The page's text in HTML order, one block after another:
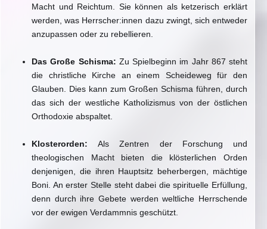
Macht und Reichtum. Sie können als ketzerisch erklärt
werden, was Herrscher:innen dazu zwingt, sich entweder
anzupassen oder zu rebellieren.
Das Große Schisma: Zu Spielbeginn im Jahr 867 steht
die christliche Kirche an einem Scheideweg für den
Glauben. Dies kann zum Großen Schisma führen, durch
das sich der westliche Katholizismus von der östlichen
Orthodoxie abspaltet.
Klosterorden:Als Zentren der Forschung und
theologischen Macht bieten die klösterlichen Orden
denjenigen, die ihren Hauptsitz beherbergen, mächtige
Boni. An erster Stelle steht dabei die spirituelle Erfüllung,
denn durch ihre Gebete werden weltliche Herrschende
vor der ewigen Verdammnis geschützt.